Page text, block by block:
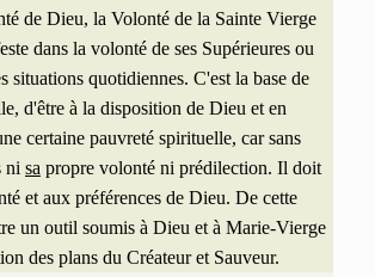
de Dieu, la Volonté de la Sainte Vierge
dans la volonté de ses Supérieures ou
situations quotidiennes. C'est la base de
d'être à la disposition de Dieu et en
certaine pauvreté spirituelle, car sans
ni sa propre volonté ni prédilection. Il doit
et aux préférences de Dieu. De cette
un outil soumis à Dieu et à Marie-Vierge
des plans du Créateur et Sauveur.